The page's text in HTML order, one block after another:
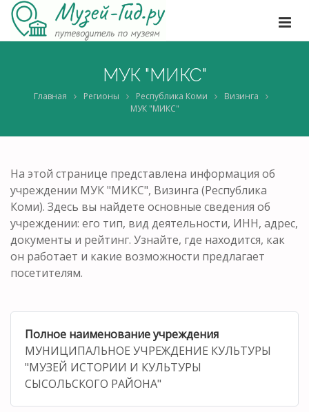
МУК "МИКС"
Главная Регионы Республика Коми
Визинга
МУК "МИКС"
На этой странице представлена информация об
учреждении МУК "МИКС", Визинга (Республика
Коми). Здесь вы найдете основные сведения об
учреждении: его тип, вид деятельности, ИНН, адрес,
документы и рейтинг. Узнайте, где находится, как
он работает и какие возможности предлагает
посетителям.
Полное наименование учреждения
МУНИЦИПАЛЬНОЕ УЧРЕЖДЕНИЕ КУЛЬТУРЫ
"МУЗЕЙ ИСТОРИИ И КУЛЬТУРЫ
СЫСОЛЬСКОГО РАЙОНА"